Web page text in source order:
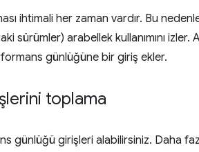
ihtimali her zaman vardır. Bu
sürümler) arabellek kullanımını
günlüğüne bir giriş ekler.
toplama
günlüğü girişleri alabilirsiniz. Daha